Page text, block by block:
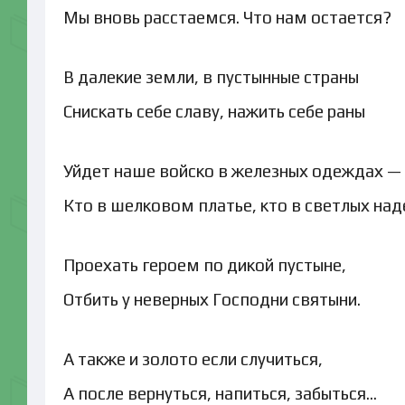
Мы вновь расстаемся. Что нам остается?
В далекие земли, в пустынные страны
Снискать себе славу, нажить себе раны
Уйдет наше войско в железных одеждах —
Кто в шелковом платье, кто в светлых
Проехать героем по дикой пустыне,
Отбить у неверных Господни святыни.
А также и золото если случиться,
А после вернуться, напиться, забыться…